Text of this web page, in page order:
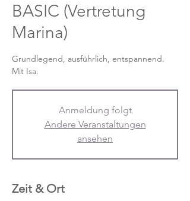
BASIC (Vertretung
Marina)
Grundlegend, ausführlich, entspannend.
Mit Isa.
Anmeldung folgt
Andere Veranstaltungen
ansehen
Zeit & Ort